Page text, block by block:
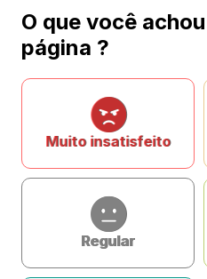
O que você
página ?
Muito insatisfeito
Regular